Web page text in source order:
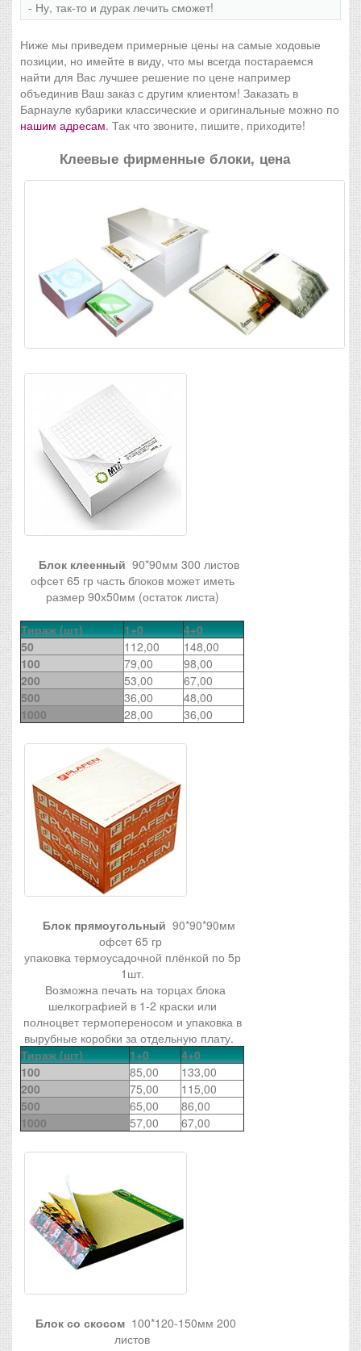
- Ну, так-то и дурак лечить сможет!
Ниже мы приведем примерные цены на самые ходовые
позиции, но имейте в виду, что мы всегда постараемся
найти для Вас лучшее решение по цене например
объединив Ваш заказ с другим клиентом! Заказать в
Барнауле кубарики классические и оригинальные можно по
нашим адресам. Так что звоните, пишите, приходите!
Клеевые фирменные блоки, цена
Блок клеенный 90*90мм 300 листов
офсет 65 гр часть блоков может иметь
размер 90х50мм (остаток листа)
Тираж (шт) 1+0
4+0
50
112,00
148,00
100
79,00
98,00
200
53,00
67,00
500
36,00
48,00
1000
28,00 36,00
Блок прямоугольный 90*90*90мм
офсет 65 гр
упаковка термоусадочной плёнкой по 5р
1шт.
Возможна печать на торцах блока
шелкографией в 1-2 краски или
полноцвет термопереносом и упаковка в
вырубные коробки за отдельную плату.
Тираж (шт)
1+0
4+0
100
85,00
133,00
200
75,00
115,00
500
65,00
86,00
1000
57,00 67,00
Блок со скосом100*120-150мм 200
листов